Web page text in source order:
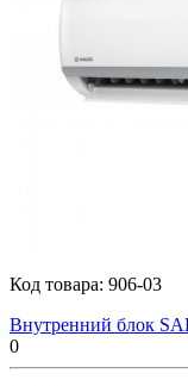
Код товара: 906-03
Внутренний блок
0